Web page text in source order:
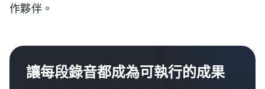
作夥伴。
讓每段錄音都成為可執行的成果